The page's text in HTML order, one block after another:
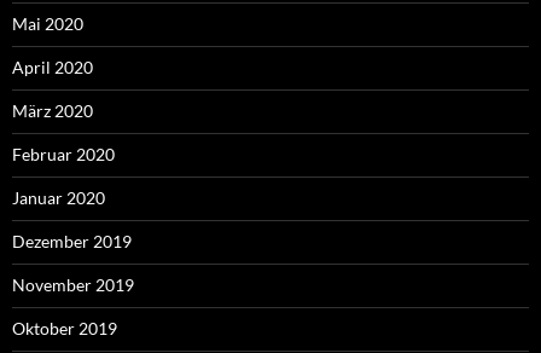
Mai 2020
April 2020
März 2020
Februar 2020
Januar 2020
Dezember 2019
November 2019
Oktober 2019